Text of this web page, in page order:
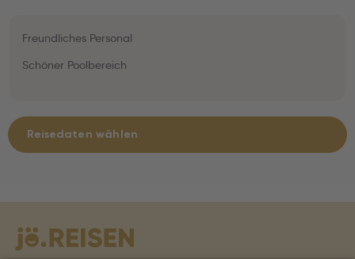
Freundliches Personal
Schöner Poolbereich
Reisedaten wählen